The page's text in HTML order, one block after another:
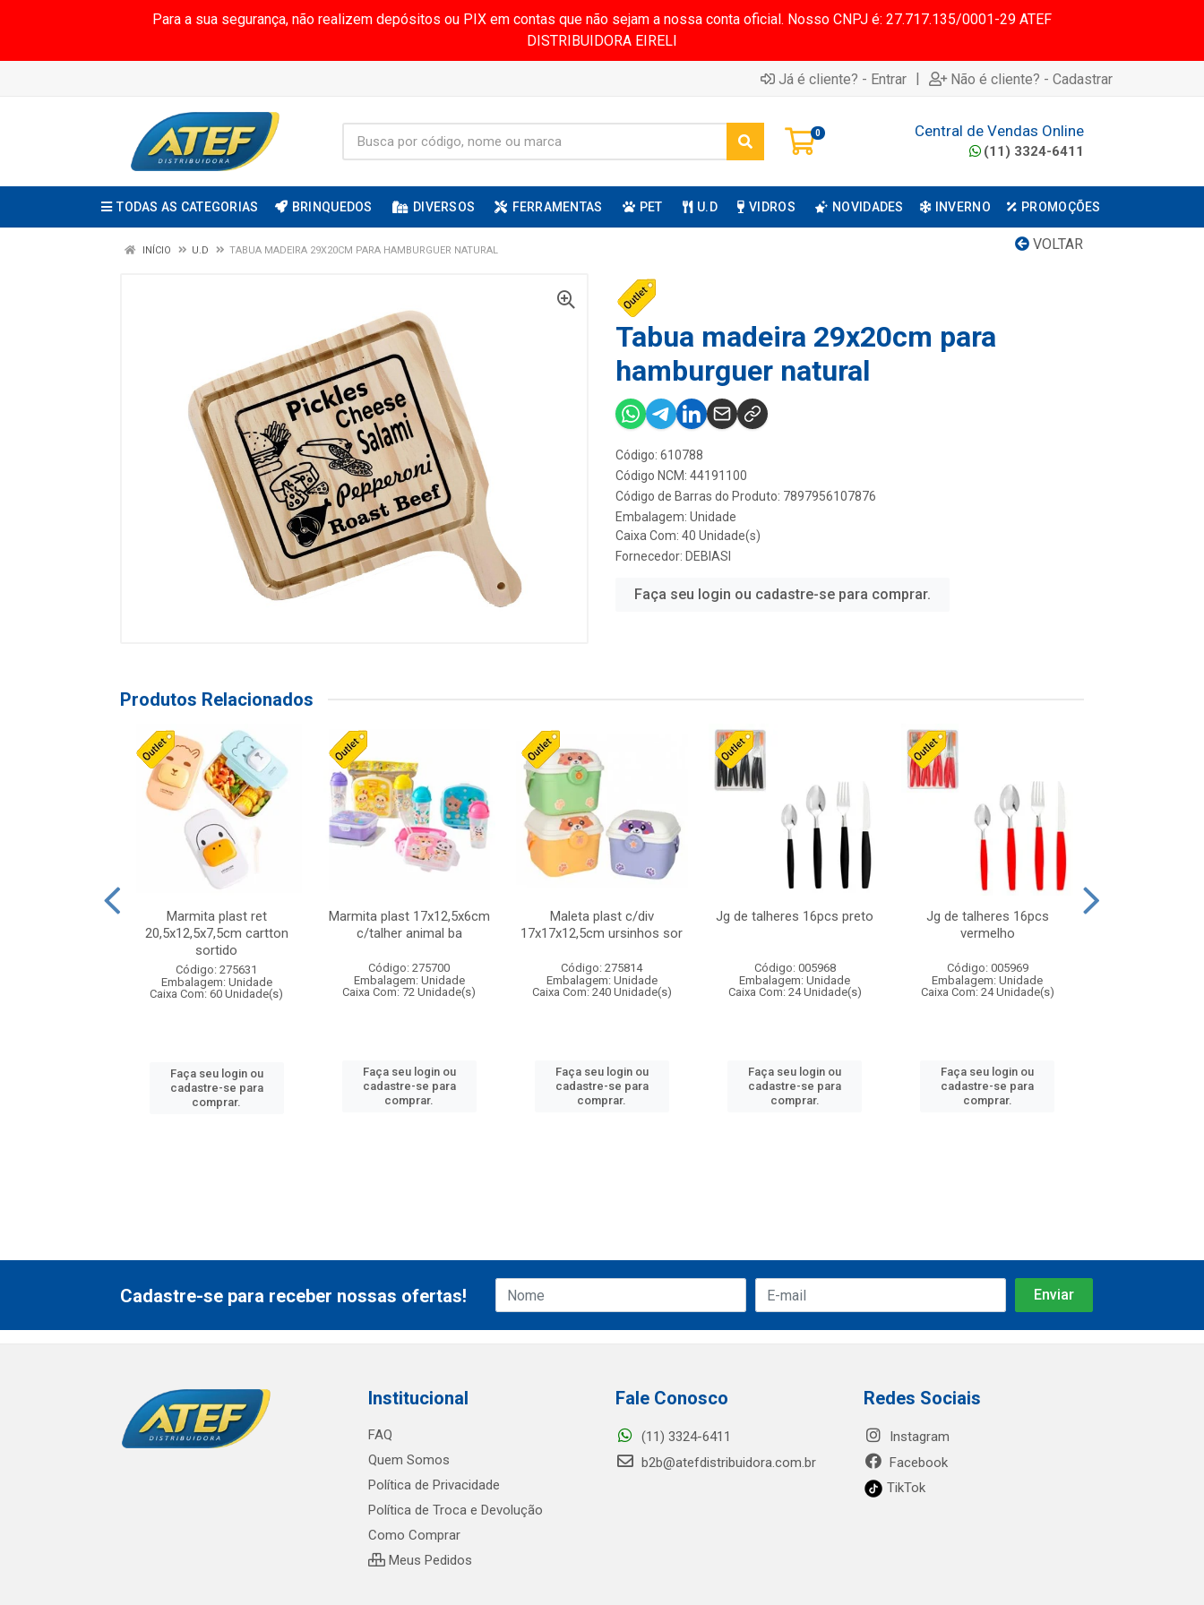
Para a sua segurança, não realizem depósitos ou PIX em contas que não sejam a nossa conta oficial. Nosso CNPJ é: 27.717.135/0001-29 ATEF
DISTRIBUIDORA EIRELI
Já é cliente? - Entrar | Não é cliente? - Cadastrar
0 Central de Vendas Online
(11) 3324-6411
TODAS AS CATEGORIAS BRINQUEDOS DIVERSOS FERRAMENTAS PET U.D VIDROS NOVIDADES INVERNO PROMOÇÕES
VOLTAR
INÍCIO U.D TABUA MADEIRA 29X20CM PARA HAMBURGUER NATURAL
Tabua madeira 29x20cm para
hamburguer natural
Código: 610788
Código NCM: 44191100
Código de Barras do Produto: 7897956107876
Embalagem: Unidade
Caixa Com: 40 Unidade(s)
Fornecedor: DEBIASI
Faça seu login ou cadastre-se para comprar.
Produtos Relacionados
Marmita plast ret
20,5x12,5x7,5cm cartton
sortido
Código: 275631
Embalagem: Unidade
Caixa Com: 60 Unidade(s)
Faça seu login ou
cadastre-se para
comprar.
Marmita plast 17x12,5x6cm
c/talher animal ba
Código: 275700
Embalagem: Unidade
Caixa Com: 72 Unidade(s)
Faça seu login ou
cadastre-se para
comprar.
Maleta plast c/div
17x17x12,5cm ursinhos sor
Código: 275814
Embalagem: Unidade
Caixa Com: 240 Unidade(s)
Faça seu login ou
cadastre-se para
comprar.
Jg de talheres 16pcs preto
Código: 005968
Embalagem: Unidade
Caixa Com: 24 Unidade(s)
Faça seu login ou
cadastre-se para
comprar.
Jg de talheres 16pcs
vermelho
Código: 005969
Embalagem: Unidade
Caixa Com: 24 Unidade(s)
Faça seu login ou
cadastre-se para
comprar.
Cadastre-se para receber nossas ofertas!
Institucional
FAQ
Quem Somos
Política de Privacidade
Política de Troca e Devolução
Como Comprar
Meus Pedidos
Fale Conosco
(11) 3324-6411
b2b@atefdistribuidora.com.br
Redes Sociais
Instagram
Facebook
TikTok